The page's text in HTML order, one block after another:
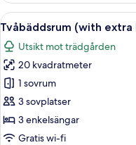
person
Öppna
alla
foton
för
Tvåbäddsrum
(with
extra
bed
6
Tvåbäddsrum (with
Utsikt mot trädgården
20 kvadratmeter
1 sovrum
3 sovplatser
3 enkelsängar
Gratis wi-fi